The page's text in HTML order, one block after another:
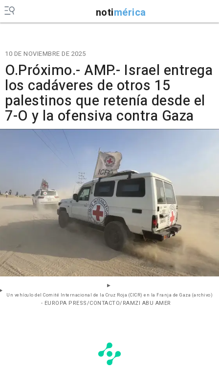
notimérica
10 DE NOVIEMBRE DE 2025
O.Próximo.- AMP.- Israel entrega
los cadáveres de otros 15
palestinos que retenía desde el
7-O y la ofensiva contra Gaza
Un vehículo del Comité Internacional de la Cruz Roja (CICR) en la Franja de Gaza (archivo)
- EUROPA PRESS/CONTACTO/RAMZI ABU AMER